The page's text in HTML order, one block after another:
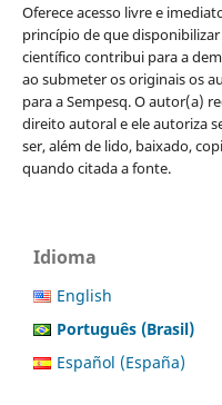
Oferece acesso livre e
princípio de que
científico contribui para a
ao submeter os originais os
para a Sempesq. O autor(a)
direito autoral e ele autoriza
ser, além de lido, baixado,
quando citada a fonte.
Idioma
English
Português (Brasil)
Español (España)